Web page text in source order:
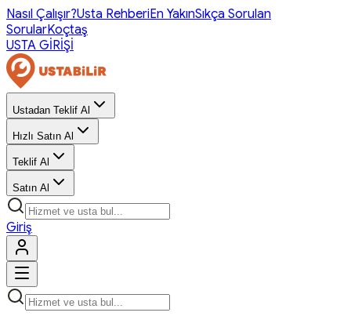
Nasıl Çalışır?Usta RehberiEn YakınSıkça Sorulan
SorularKoçtaş
USTA GİRİŞİ
Ustadan Teklif Al
Hızlı Satın Al
Teklif Al
Satın Al
Giriş